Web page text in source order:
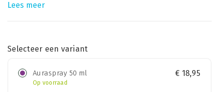
Lees meer
Selecteer een variant
Auraspray 50 ml
Op voorraad
€ 18,95